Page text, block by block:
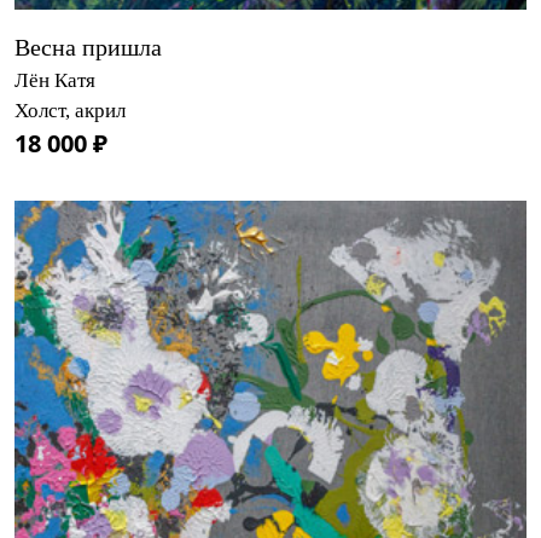
Весна пришла
Лён Катя
Холст, акрил
18 000 ₽